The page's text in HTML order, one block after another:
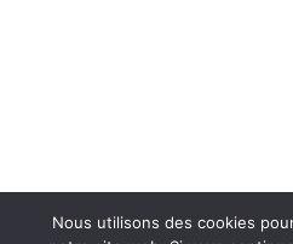
Nous utilisons des cookies